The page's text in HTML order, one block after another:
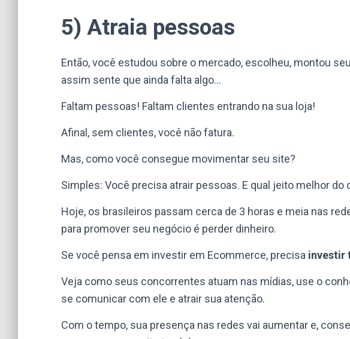
5) Atraia pessoas
Então, você estudou sobre o mercado, escolheu, montou
assim sente que ainda falta algo…
Faltam pessoas! Faltam clientes entrando na sua loja!
Afinal, sem clientes, você não fatura.
Mas, como você consegue movimentar seu site?
Simples: Você precisa atrair pessoas. E qual jeito melhor do
Hoje, os brasileiros passam cerca de 3 horas e meia nas
para promover seu negócio é perder dinheiro.
Se você pensa em investir em Ecommerce, precisa investir
Veja como seus concorrentes atuam nas mídias, use o
se comunicar com ele e atrair sua atenção.
Com o tempo, sua presença nas redes vai aumentar e,